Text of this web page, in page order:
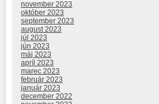
november 2023
október 2023
september 2023
august 2023
júl 2023
jún 2023
máj 2023
apríl 2023
marec 2023
február 2023
január 2023
december 2022